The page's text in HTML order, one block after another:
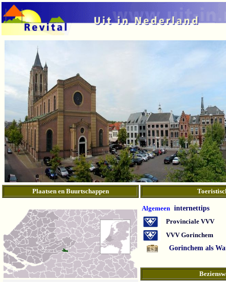
Plaatsen en Buurtschappen
Algemeen internettips
Provinciale VVV
VVV Gorinchem
Gorinchem als